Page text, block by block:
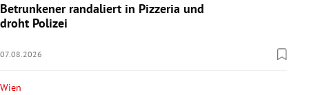
Betrunkener randaliert in Pizzeria und
droht Polizei
07.08.2026
Wien